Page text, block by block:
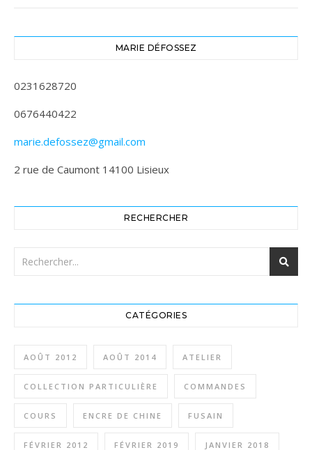
MARIE DÉFOSSEZ
0231628720
0676440422
marie.defossez@gmail.com
2 rue de Caumont 14100 Lisieux
RECHERCHER
CATÉGORIES
AOÛT 2012 AOÛT 2014 ATELIER
COLLECTION PARTICULIÈRE COMMANDES
COURS ENCRE DE CHINE FUSAIN
FÉVRIER 2012 FÉVRIER 2019 JANVIER 2018